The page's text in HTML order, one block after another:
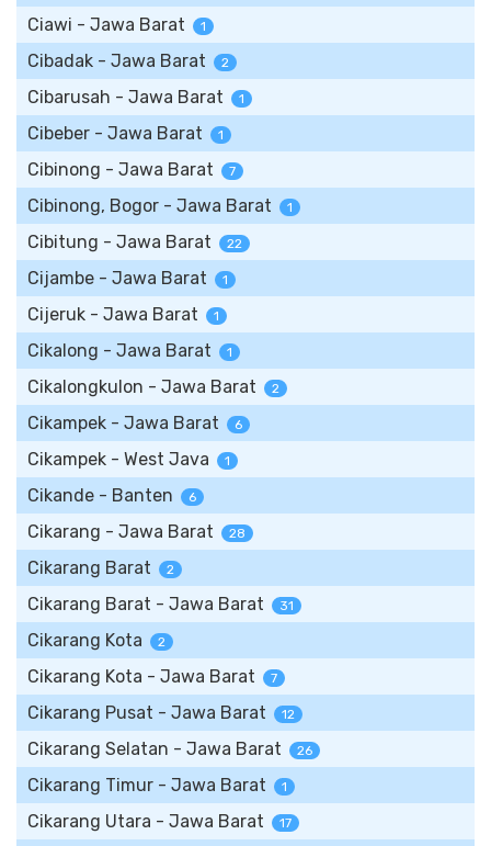
Ciawi - Jawa Barat 1
Cibadak - Jawa Barat 2
Cibarusah - Jawa Barat 1
Cibeber - Jawa Barat 1
Cibinong - Jawa Barat 7
Cibinong, Bogor - Jawa Barat 1
Cibitung - Jawa Barat 22
Cijambe - Jawa Barat 1
Cijeruk - Jawa Barat 1
Cikalong - Jawa Barat 1
Cikalongkulon - Jawa Barat 2
Cikampek - Jawa Barat 6
Cikampek - West Java 1
Cikande - Banten 6
Cikarang - Jawa Barat 28
Cikarang Barat 2
Cikarang Barat - Jawa Barat 31
Cikarang Kota 2
Cikarang Kota - Jawa Barat 7
Cikarang Pusat - Jawa Barat 12
Cikarang Selatan - Jawa Barat 26
Cikarang Timur - Jawa Barat 1
Cikarang Utara - Jawa Barat 17